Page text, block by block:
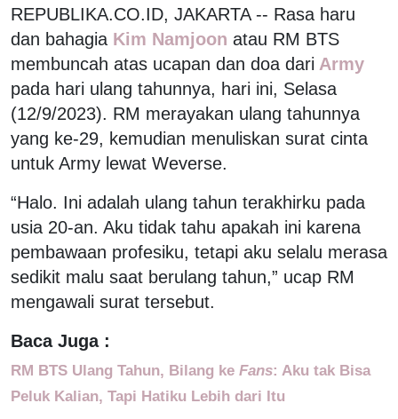
REPUBLIKA.CO.ID, JAKARTA -- Rasa haru
dan bahagia Kim Namjoon atau RM BTS
membuncah atas ucapan dan doa dari Army
pada hari ulang tahunnya, hari ini, Selasa
(12/9/2023). RM merayakan ulang tahunnya
yang ke-29, kemudian menuliskan surat cinta
untuk Army lewat Weverse.
“Halo. Ini adalah ulang tahun terakhirku pada
usia 20-an. Aku tidak tahu apakah ini karena
pembawaan profesiku, tetapi aku selalu merasa
sedikit malu saat berulang tahun,” ucap RM
mengawali surat tersebut.
Baca Juga :
RM BTS Ulang Tahun, Bilang ke Fans: Aku tak Bisa
Peluk Kalian, Tapi Hatiku Lebih dari Itu